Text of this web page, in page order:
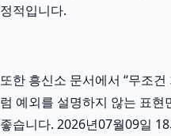
정적입니다.
또한 흥신소 문서에서 “무조건
럼 예외를 설명하지 않는 표
좋습니다. 2026년07월09일